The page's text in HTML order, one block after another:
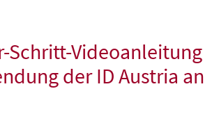
Schritt-Videoanleitung
der ID Austria an